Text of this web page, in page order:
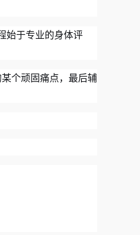
始于专业的身体评
个顽固痛点，最后辅